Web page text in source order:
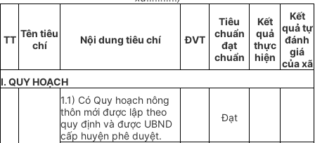
TT
Tên tiêu
chí
Nội dung tiêu chí ĐVT
Tiêu
chuẩn
đạt
chuẩn
Kết
quả
thực
hiện
Kết
quảtự
đánh
giá
của xã
I. QUY HOẠCH
1.1) Có Quy hoạch nông
thôn mới được lập theo
quy định và được UBND
cấp huyện phê duyệt.
Đạt